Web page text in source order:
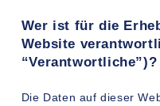
Wer ist für die
Website
“Verantwortliche”)?
Die Daten auf dieser